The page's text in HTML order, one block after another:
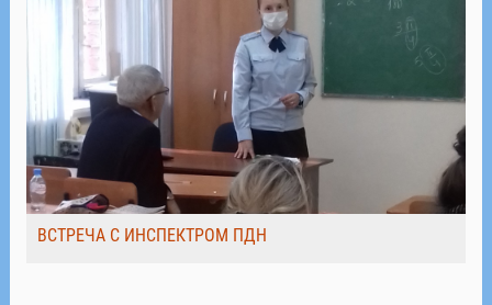
ВСТРЕЧА С ИНСПЕКТРОМ ПДН